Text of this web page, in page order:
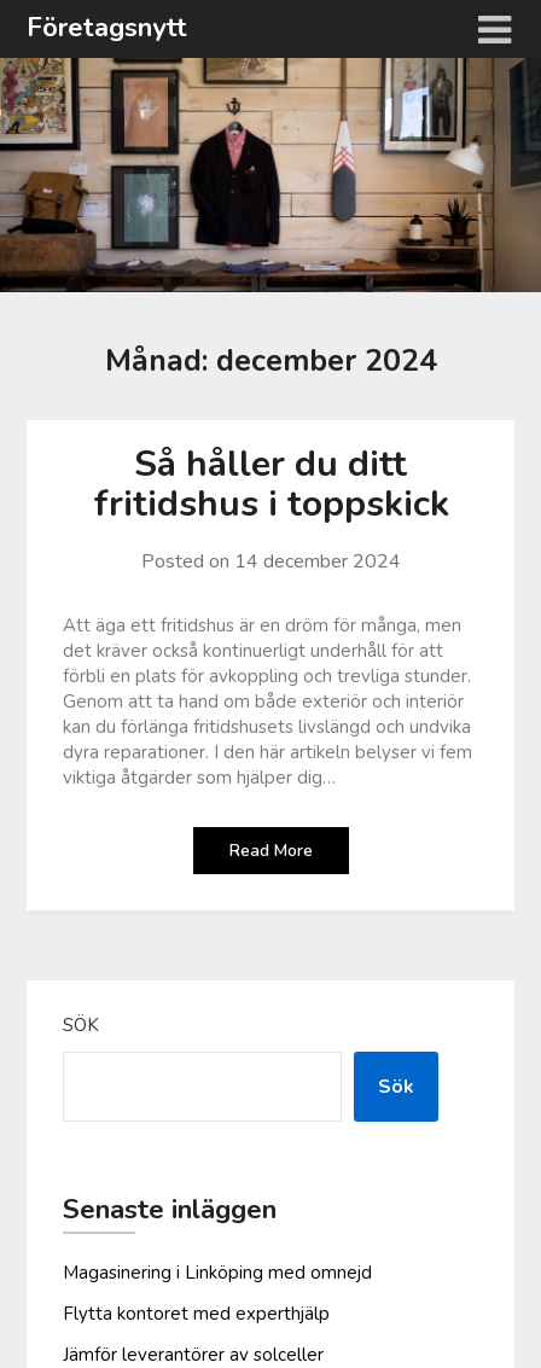
Hoppa
innehåll
Företagsnytt
Månad: december 2024
Så håller du ditt
fritidshus i toppskick
Posted on 14 december 2024
Att äga ett fritidshus är en dröm för många, men
det kräver också kontinuerligt underhåll för att
förbli en plats för avkoppling och trevliga stunder.
Genom att ta hand om både exteriör och interiör
kan du förlänga fritidshusets livslängd och undvika
dyra reparationer. I den här artikeln belyser vi fem
viktiga åtgärder som hjälper dig…
Read More
SÖK
Sök
Senaste inläggen
Magasinering i Linköping med omnejd
Flytta kontoret med experthjälp
Jämför leverantörer av solceller